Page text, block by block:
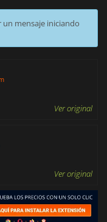
mensaje iniciando
Ver original
Ver original